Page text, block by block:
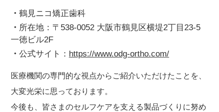
鶴見ニコ矯正歯科
所在地：〒538-0052 大阪市鶴見区横堤2丁目23-5
一徳ビル2F
公式サイト： https://www.odg-ortho.com/
医療機関の専門的な視点からご紹介いただけたことを、
大変光栄に思っております。
今後も、皆さまのセルフケアを支える製品づくりに努め